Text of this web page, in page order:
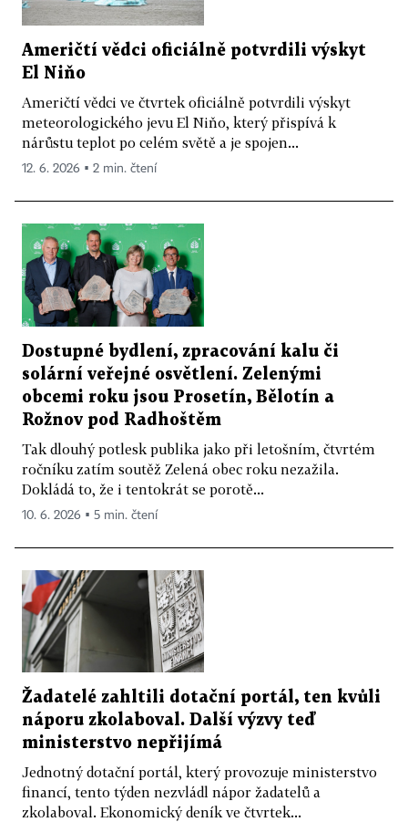
Američtí vědci oficiálně potvrdili výskyt
El Niňo
Američtí vědci ve čtvrtek oficiálně potvrdili výskyt
meteorologického jevu El Niňo, který přispívá k
nárůstu teplot po celém světě a je spojen...
12. 6. 2026 ▪ 2 min. čtení
Dostupné bydlení, zpracování kalu či
solární veřejné osvětlení. Zelenými
obcemi roku jsou Prosetín, Bělotín a
Rožnov pod Radhoštěm
Tak dlouhý potlesk publika jako při letošním, čtvrtém
ročníku zatím soutěž Zelená obec roku nezažila.
Dokládá to, že i tentokrát se porotě...
10. 6. 2026 ▪ 5 min. čtení
Žadatelé zahltili dotační portál, ten kvůli
náporu zkolaboval. Další výzvy teď
ministerstvo nepřijímá
Jednotný dotační portál, který provozuje ministerstvo
financí, tento týden nezvládl nápor žadatelů a
zkolaboval. Ekonomický deník ve čtvrtek...